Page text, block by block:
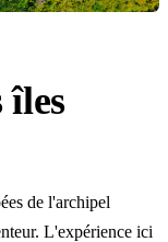
îles
de l'archipel
L'expérience ici